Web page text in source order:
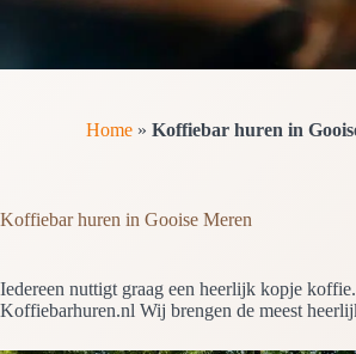
Home» Koffiebar huren in
Koffiebar huren in Gooise Meren
Iedereen nuttigt graag een heerlijk kopje
Koffiebarhuren.nl Wij brengen de meest